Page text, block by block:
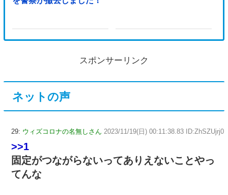
スポンサーリンク
ネットの声
29: ウィズコロナの名無しさん 2023/11/19(日) 00:11:38.83 ID:ZhSZUjrj0
>>1
固定がつながらないってありえないことやっ
てんな